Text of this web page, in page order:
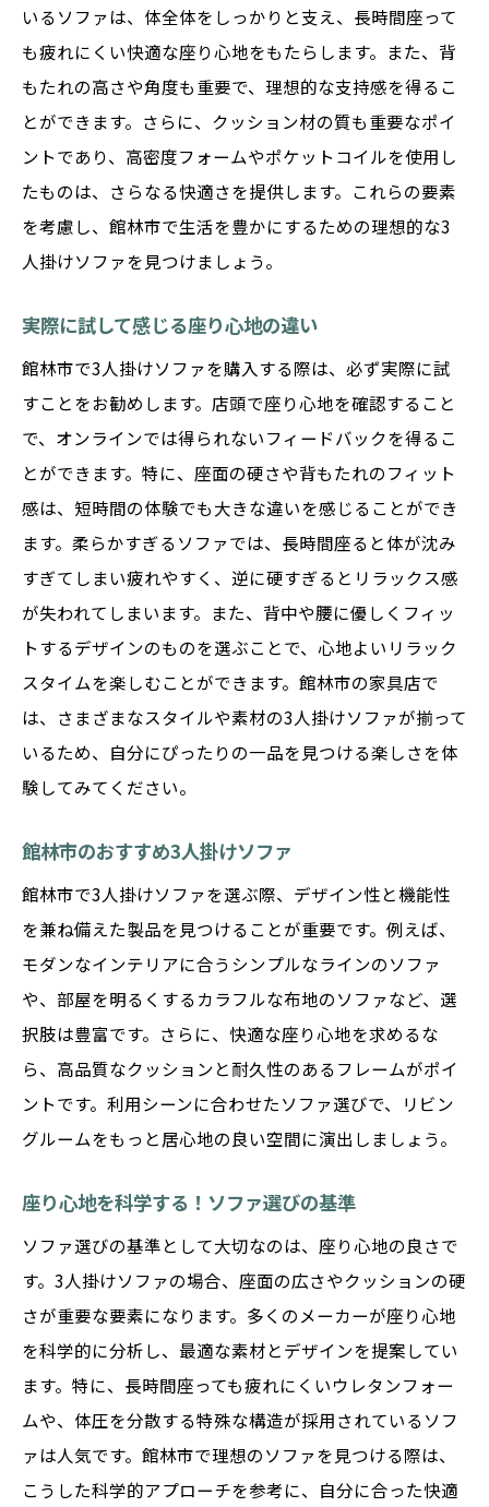
いるソファは、体全体をしっかりと支え、長時間座って
も疲れにくい快適な座り心地をもたらします。また、背
もたれの高さや角度も重要で、理想的な支持感を得るこ
とができます。さらに、クッション材の質も重要なポイ
ントであり、高密度フォームやポケットコイルを使用し
たものは、さらなる快適さを提供します。これらの要素
を考慮し、館林市で生活を豊かにするための理想的な3
人掛けソファを見つけましょう。
実際に試して感じる座り心地の違い
館林市で3人掛けソファを購入する際は、必ず実際に試
すことをお勧めします。店頭で座り心地を確認すること
で、オンラインでは得られないフィードバックを得るこ
とができます。特に、座面の硬さや背もたれのフィット
感は、短時間の体験でも大きな違いを感じることができ
ます。柔らかすぎるソファでは、長時間座ると体が沈み
すぎてしまい疲れやすく、逆に硬すぎるとリラックス感
が失われてしまいます。また、背中や腰に優しくフィッ
トするデザインのものを選ぶことで、心地よいリラック
スタイムを楽しむことができます。館林市の家具店で
は、さまざまなスタイルや素材の3人掛けソファが揃って
いるため、自分にぴったりの一品を見つける楽しさを体
験してみてください。
館林市のおすすめ3人掛けソファ
館林市で3人掛けソファを選ぶ際、デザイン性と機能性
を兼ね備えた製品を見つけることが重要です。例えば、
モダンなインテリアに合うシンプルなラインのソファ
や、部屋を明るくするカラフルな布地のソファなど、選
択肢は豊富です。さらに、快適な座り心地を求めるな
ら、高品質なクッションと耐久性のあるフレームがポイ
ントです。利用シーンに合わせたソファ選びで、リビン
グルームをもっと居心地の良い空間に演出しましょう。
座り心地を科学する！ソファ選びの基準
ソファ選びの基準として大切なのは、座り心地の良さで
す。3人掛けソファの場合、座面の広さやクッションの硬
さが重要な要素になります。多くのメーカーが座り心地
を科学的に分析し、最適な素材とデザインを提案してい
ます。特に、長時間座っても疲れにくいウレタンフォー
ムや、体圧を分散する特殊な構造が採用されているソフ
ァは人気です。館林市で理想のソファを見つける際は、
こうした科学的アプローチを参考に、自分に合った快適